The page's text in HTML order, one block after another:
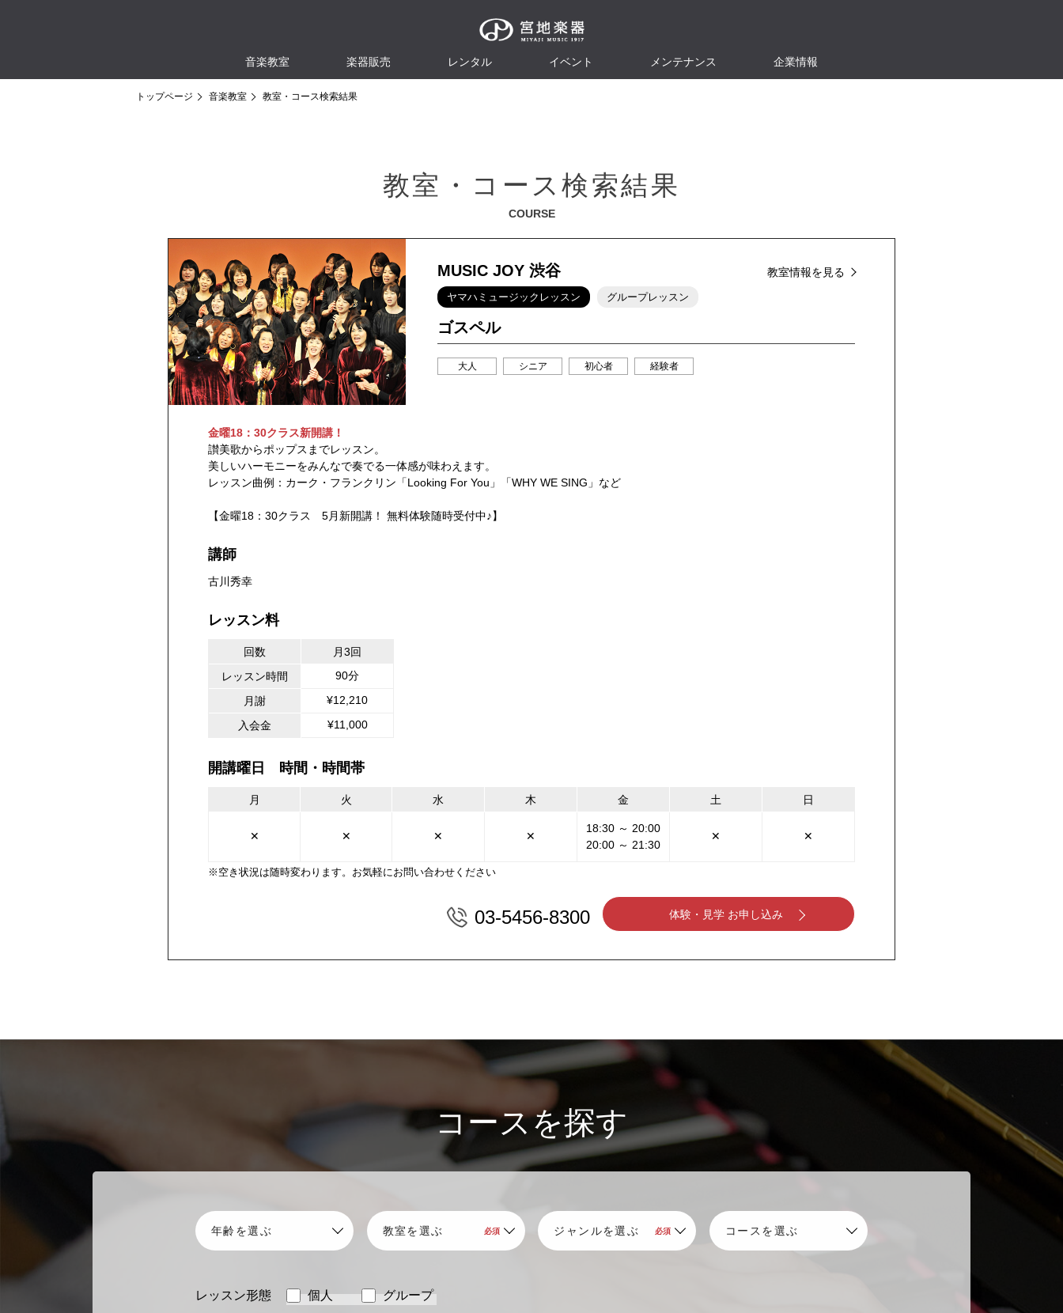
音楽教室 楽器販売 レンタル イベント メンテナンス 企業情報
トップページ 音楽教室 教室・コース検索結果
教室・コース検索結果
COURSE
MUSIC JOY 渋谷 教室情報を見る
ヤマハミュージックレッスン グループレッスン
ゴスペル
大人 シニア 初心者 経験者
金曜18：30クラス新開講！
讃美歌からポップスまでレッスン。
美しいハーモニーをみんなで奏でる一体感が味わえます。
レッスン曲例：カーク・フランクリン「Looking For You」「WHY WE SING」など
【金曜18：30クラス 5月新開講！ 無料体験随時受付中♪】
講師
古川秀幸
レッスン料
回数
月3回
レッスン時間
90分
月謝
¥12,210
入会金
¥11,000
開講曜日 時間・時間帯
月 火 水 木 金 土 日
✕ ✕ ✕ ✕
18:30 ～ 20:00
20:00 ～ 21:30
✕ ✕
※空き状況は随時変わります。お気軽にお問い合わせください
03-5456-8300 体験・見学 お申し込み
コースを探す
レッスン形態 個人 グループ